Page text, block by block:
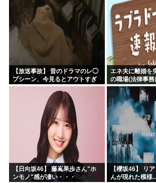
【放送事故】 昔のドラマのレ◯
プシーン、今見るとアウトすぎ
る・・・
エネ夫に離婚を
の職場(法律事
きた 堂々と「
す。母の薦め
した」と言って
【日向坂46】 藤嶌果歩さん"ホ
ンモノ"感が凄い・・・
【櫻坂46】 リ
んが現れた模様